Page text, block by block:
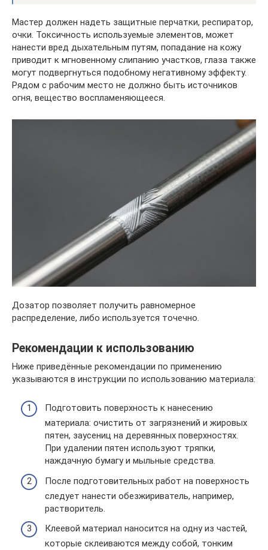
Мастер должен надеть защитные перчатки, респиратор,
очки. Токсичность используемые элементов, может
нанести вред дыхательным путям, попадание на кожу
приводит к мгновенному слипанию участков, глаза также
могут подвергнуться подобному негативному эффекту.
Рядом с рабочим место не должно быть источников
огня, вещество воспламеняющееся.
Дозатор позволяет получить равномерное
распределение, либо используется точечно.
Рекомендации к использованию
Ниже приведённые рекомендации по применению
указываются в инструкции по использованию материала:
Подготовить поверхность к нанесению
материала: очистить от загрязнений и жировых
пятен, заусениц на деревянных поверхностях.
При удалении пятен используют тряпки,
наждачную бумагу и мыльные средства.
После подготовительных работ на поверхность
следует нанести обезжириватель, например,
растворитель.
Клеевой материал наносится на одну из частей,
которые склеиваются между собой, тонким